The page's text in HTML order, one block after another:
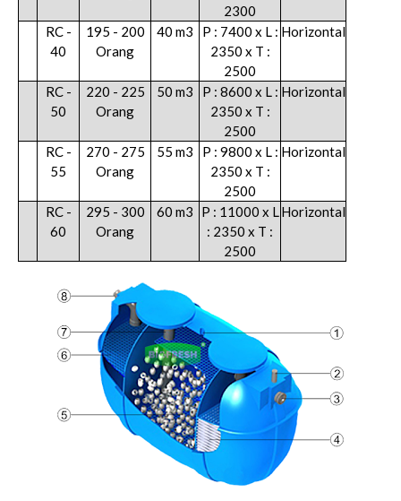
2300
RC -
40
195 - 200
Orang
40 m3
P : 7400 x L :
2350 x T :
2500
Horizontal
RC -
50
220 - 225
Orang
50 m3
P : 8600 x L :
2350 x T :
2500
Horizontal
RC -
55
270 - 275
Orang
55 m3
P : 9800 x L :
2350 x T :
2500
Horizontal
RC -
60
295 - 300
Orang
60 m3
P : 11000 x L
: 2350 x T :
2500
Horizontal